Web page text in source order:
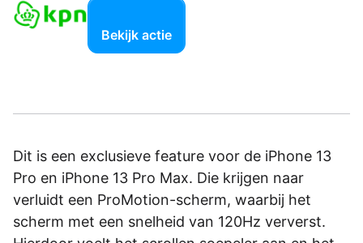
Bekijk actie
Dit is een exclusieve feature voor de iPhone 13
Pro en iPhone 13 Pro Max. Die krijgen naar
verluidt een ProMotion-scherm, waarbij het
scherm met een snelheid van 120Hz ververst.